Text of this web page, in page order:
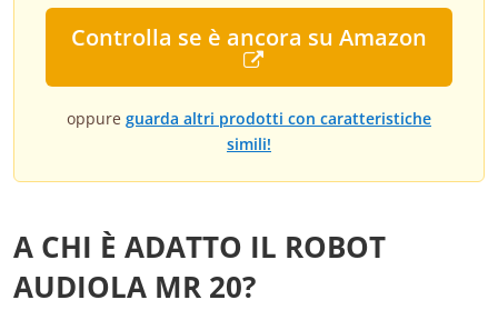
Controlla se è ancora su Amazon
oppure guarda altri prodotti con caratteristiche
simili!
A CHI È ADATTO IL ROBOT
AUDIOLA MR 20?